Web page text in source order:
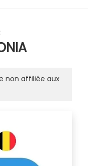
non affiliée aux